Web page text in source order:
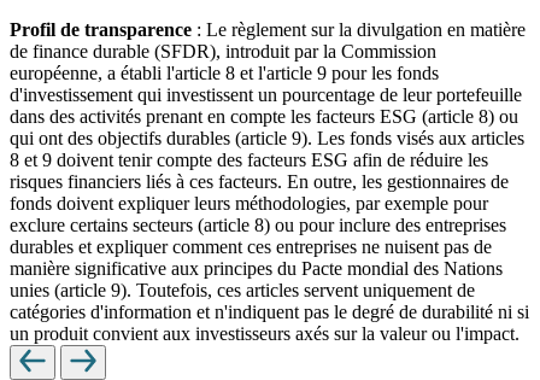
Profil de transparence : Le règlement sur la divulgation en matière
de finance durable (SFDR), introduit par la Commission
européenne, a établi l'article 8 et l'article 9 pour les fonds
d'investissement qui investissent un pourcentage de leur portefeuille
dans des activités prenant en compte les facteurs ESG (article 8) ou
qui ont des objectifs durables (article 9). Les fonds visés aux articles
8 et 9 doivent tenir compte des facteurs ESG afin de réduire les
risques financiers liés à ces facteurs. En outre, les gestionnaires de
fonds doivent expliquer leurs méthodologies, par exemple pour
exclure certains secteurs (article 8) ou pour inclure des entreprises
durables et expliquer comment ces entreprises ne nuisent pas de
manière significative aux principes du Pacte mondial des Nations
unies (article 9). Toutefois, ces articles servent uniquement de
catégories d'information et n'indiquent pas le degré de durabilité ni si
un produit convient aux investisseurs axés sur la valeur ou l'impact.